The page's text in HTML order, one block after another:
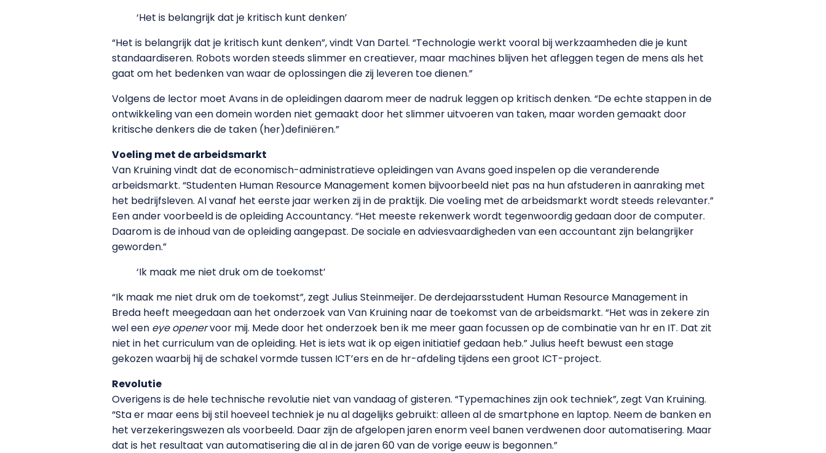
‘Het is belangrijk dat je kritisch kunt denken’
“Het is belangrijk dat je kritisch kunt denken”, vindt Van Dartel. “Technologie werkt vooral bij werkzaamheden die je kunt
standaardiseren. Robots worden steeds slimmer en creatiever, maar machines blijven het afleggen tegen de mens als het
gaat om het bedenken van waar de oplossingen die zij leveren toe dienen.”
Volgens de lector moet Avans in de opleidingen daarom meer de nadruk leggen op kritisch denken. “De echte stappen in de
ontwikkeling van een domein worden niet gemaakt door het slimmer uitvoeren van taken, maar worden gemaakt door
kritische denkers die de taken (her)definiëren.”
Voeling met de arbeidsmarkt
Van Kruining vindt dat de economisch-administratieve opleidingen van Avans goed inspelen op die veranderende
arbeidsmarkt. “Studenten Human Resource Management komen bijvoorbeeld niet pas na hun afstuderen in aanraking met
het bedrijfsleven. Al vanaf het eerste jaar werken zij in de praktijk. Die voeling met de arbeidsmarkt wordt steeds relevanter.”
Een ander voorbeeld is de opleiding Accountancy. “Het meeste rekenwerk wordt tegenwoordig gedaan door de computer.
Daarom is de inhoud van de opleiding aangepast. De sociale en adviesvaardigheden van een accountant zijn belangrijker
geworden.”
‘Ik maak me niet druk om de toekomst’
“Ik maak me niet druk om de toekomst”, zegt Julius Steinmeijer. De derdejaarsstudent Human Resource Management in
Breda heeft meegedaan aan het onderzoek van Van Kruining naar de toekomst van de arbeidsmarkt. “Het was in zekere zin
wel een eye openervoor mij. Mede door het onderzoek ben ik me meer gaan focussen op de combinatie van hr en IT. Dat zit
niet in het curriculum van de opleiding. Het is iets wat ik op eigen initiatief gedaan heb.” Julius heeft bewust een stage
gekozen waarbij hij de schakel vormde tussen ICT’ers en de hr-afdeling tijdens een groot ICT-project.
Revolutie
Overigens is de hele technische revolutie niet van vandaag of gisteren. “Typemachines zijn ook techniek”, zegt Van Kruining.
“Sta er maar eens bij stil hoeveel techniek je nu al dagelijks gebruikt: alleen al de smartphone en laptop. Neem de banken en
het verzekeringswezen als voorbeeld. Daar zijn de afgelopen jaren enorm veel banen verdwenen door automatisering. Maar
dat is het resultaat van automatisering die al in de jaren 60 van de vorige eeuw is begonnen.”